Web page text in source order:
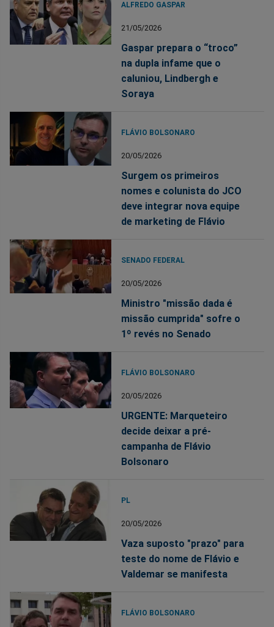
ALFREDO GASPAR
21/05/2026
Gaspar prepara o “troco”
na dupla infame que o
caluniou, Lindbergh e
Soraya
FLÁVIO BOLSONARO
20/05/2026
Surgem os primeiros
nomes e colunista do JCO
deve integrar nova equipe
de marketing de Flávio
SENADO FEDERAL
20/05/2026
Ministro "missão dada é
missão cumprida" sofre o
1º revés no Senado
FLÁVIO BOLSONARO
20/05/2026
URGENTE: Marqueteiro
decide deixar a pré-
campanha de Flávio
Bolsonaro
PL
20/05/2026
Vaza suposto "prazo" para
teste do nome de Flávio e
Valdemar se manifesta
FLÁVIO BOLSONARO